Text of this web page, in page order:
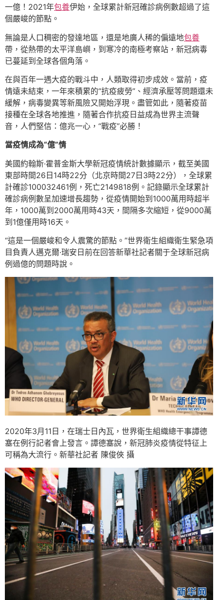
一億！2021年包養伊始，全球累計新冠確診病例數超過了這
個嚴峻的節點。
無論是人口稠密的發達地區，還是地廣人稀的偏遠地包養
帶，從熱帶的太平洋島嶼，到寒冷的南極考察站，新冠病毒
已蔓延到全球各個角落。
在與百年一遇大疫的戰斗中，人類取得初步成效。當前，疫
情遠未結束，一年來積累的“抗疫疲勞”、經濟承壓等問題還未
緩解，病毒變異等新風險又開始浮現。盡管如此，隨著疫苗
接種在全球各地推進，隨著合作抗疫日益成為世界主流聲
音，人們堅信：億兆一心，“戰疫”必勝！
當疫情成為“億”情
美國約翰斯·霍普金斯大學新冠疫情統計數據顯示，截至美國
東部時間26日14時22分（北京時間27日3時22分），全球累
計確診100032461例，死亡2149818例。記錄顯示全球累計
確診病例數呈加速增長趨勢，從疫情開始到1000萬用時超半
年，1000萬到2000萬用時43天，間隔多次縮短，從9000萬
到1億僅用時16天。
“這是一個嚴峻和令人震驚的節點。”世界衛生組織衛生緊急項
目負責人邁克爾·瑞安日前在回答新華社記者關于全球新冠病
例過億的問題時說。
2020年3月11日，在瑞士日內瓦，世界衛生組織總干事譚德
塞在例行記者會上發言。譚德塞說，新冠肺炎疫情從特征上
可稱為大流行。新華社記者 陳俊俠 攝